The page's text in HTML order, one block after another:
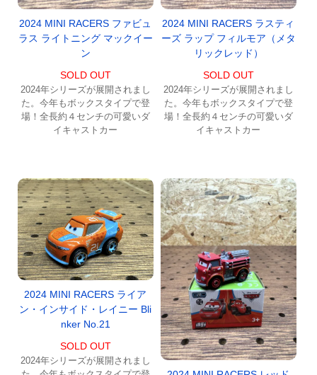
2024 MINI RACERS ファビュ
ラス ライトニング マックイー
ン
SOLD OUT
2024年シリーズが展開されまし
た。今年もボックスタイプで登
場！全長約４センチの可愛いダ
イキャストカー
2024 MINI RACERS ラスティ
ーズ ラップ フィルモア（メタ
リックレッド）
SOLD OUT
2024年シリーズが展開されまし
た。今年もボックスタイプで登
場！全長約４センチの可愛いダ
イキャストカー
2024 MINI RACERS ライア
ン・インサイド・レイニー Bli
nker No.21
SOLD OUT
2024年シリーズが展開されまし